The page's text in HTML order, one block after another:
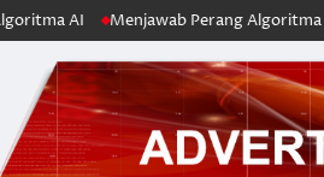
Menjawab Perang Algoritma AI dengan